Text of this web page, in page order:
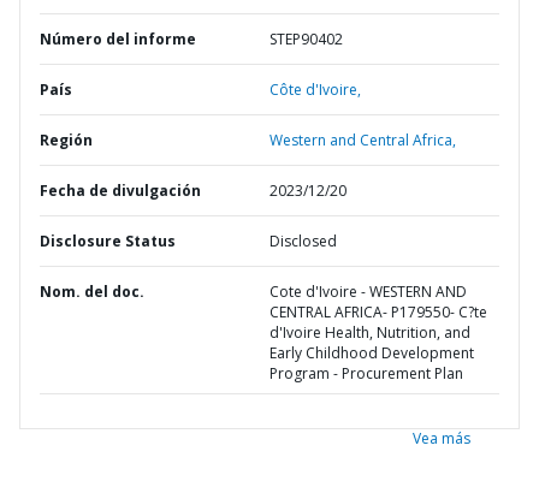
Número del informe STEP90402
País Côte d'Ivoire,
Región Western and Central Africa,
Fecha de divulgación 2023/12/20
Disclosure Status Disclosed
Nom. del doc.
Cote d'Ivoire - WESTERN AND
CENTRAL AFRICA- P179550- C?te
d'Ivoire Health, Nutrition, and
Early Childhood Development
Program - Procurement Plan
Vea más